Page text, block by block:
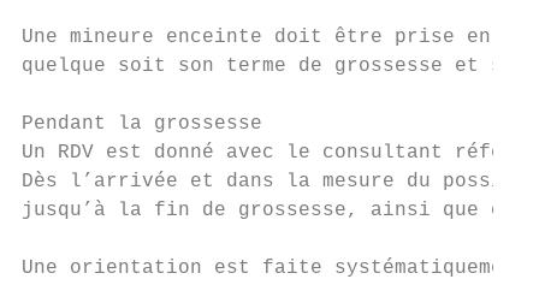
Une mineure enceinte doit être prise en
quelque soit son terme de grossesse et sa
Pendant la grossesse
Un RDV est donné avec le consultant
Dès l’arrivée et dans la mesure du
jusqu’à la fin de grossesse, ainsi que
Une orientation est faite